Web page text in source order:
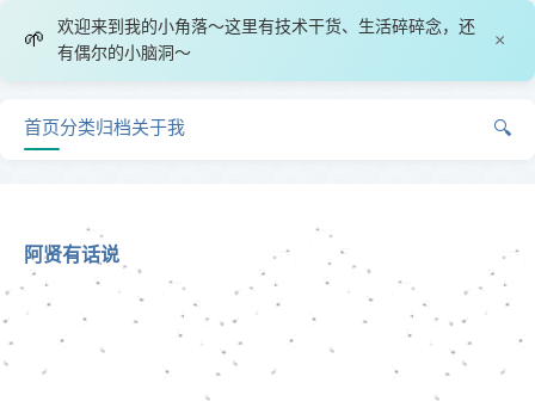
🌱
欢迎来到我的小角落～这里有技术干货、生活碎碎念，还
有偶尔的小脑洞～
×
首页 分类归档关于我 🔍
阿贤有话说